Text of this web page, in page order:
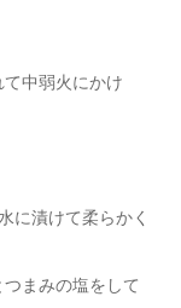
中弱火にかけ
漬けて柔らかく
まみの塩をして